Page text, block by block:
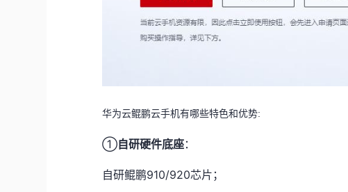
华为云鲲鹏云手机有哪些特色和优势:
①自研硬件底座：
自研鲲鹏910/920芯片；